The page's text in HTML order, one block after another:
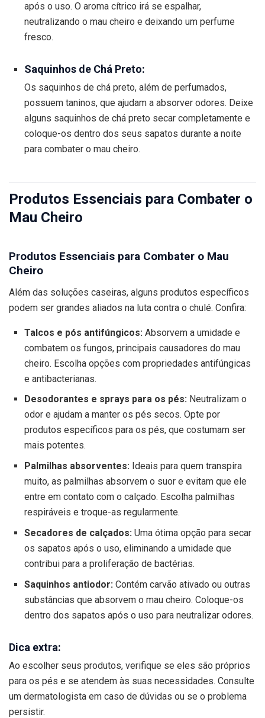
após o uso. O aroma cítrico irá se espalhar,
neutralizando o mau cheiro e deixando um perfume
fresco.
Saquinhos de Chá Preto:
Os saquinhos de chá preto, além de perfumados,
possuem taninos, que ajudam a absorver odores. Deixe
alguns saquinhos de chá preto secar completamente e
coloque-os dentro dos seus sapatos durante a noite
para combater o mau cheiro.
Produtos Essenciais para Combater o
Mau Cheiro
Produtos Essenciais para Combater o Mau
Cheiro
Além das soluções caseiras, alguns produtos específicos
podem ser grandes aliados na luta contra o chulé. Confira:
Talcos e pós antifúngicos: Absorvem a umidade e
combatem os fungos, principais causadores do mau
cheiro. Escolha opções com propriedades antifúngicas
e antibacterianas.
Desodorantes e sprays para os pés:Neutralizam o
odor e ajudam a manter os pés secos. Opte por
produtos específicos para os pés, que costumam ser
mais potentes.
Palmilhas absorventes:Ideais para quem transpira
muito, as palmilhas absorvem o suor e evitam que ele
entre em contato com o calçado. Escolha palmilhas
respiráveis e troque-as regularmente.
Secadores de calçados:Uma ótima opção para secar
os sapatos após o uso, eliminando a umidade que
contribui para a proliferação de bactérias.
Saquinhos antiodor: Contém carvão ativado ou outras
substâncias que absorvem o mau cheiro. Coloque-os
dentro dos sapatos após o uso para neutralizar odores.
Dica extra:
Ao escolher seus produtos, verifique se eles são próprios
para os pés e se atendem às suas necessidades. Consulte
um dermatologista em caso de dúvidas ou se o problema
persistir.